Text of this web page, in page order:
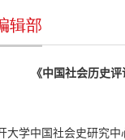
辑部
《中国社会历史评
大学中国社会史研究中